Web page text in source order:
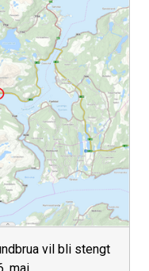
vil bli stengt